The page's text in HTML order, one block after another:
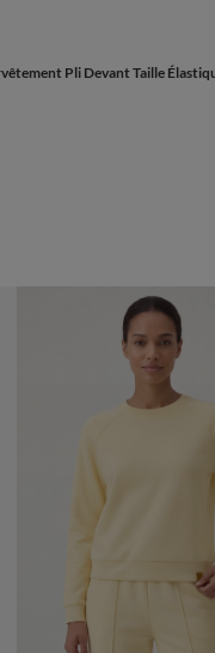
Pli Devant Taille